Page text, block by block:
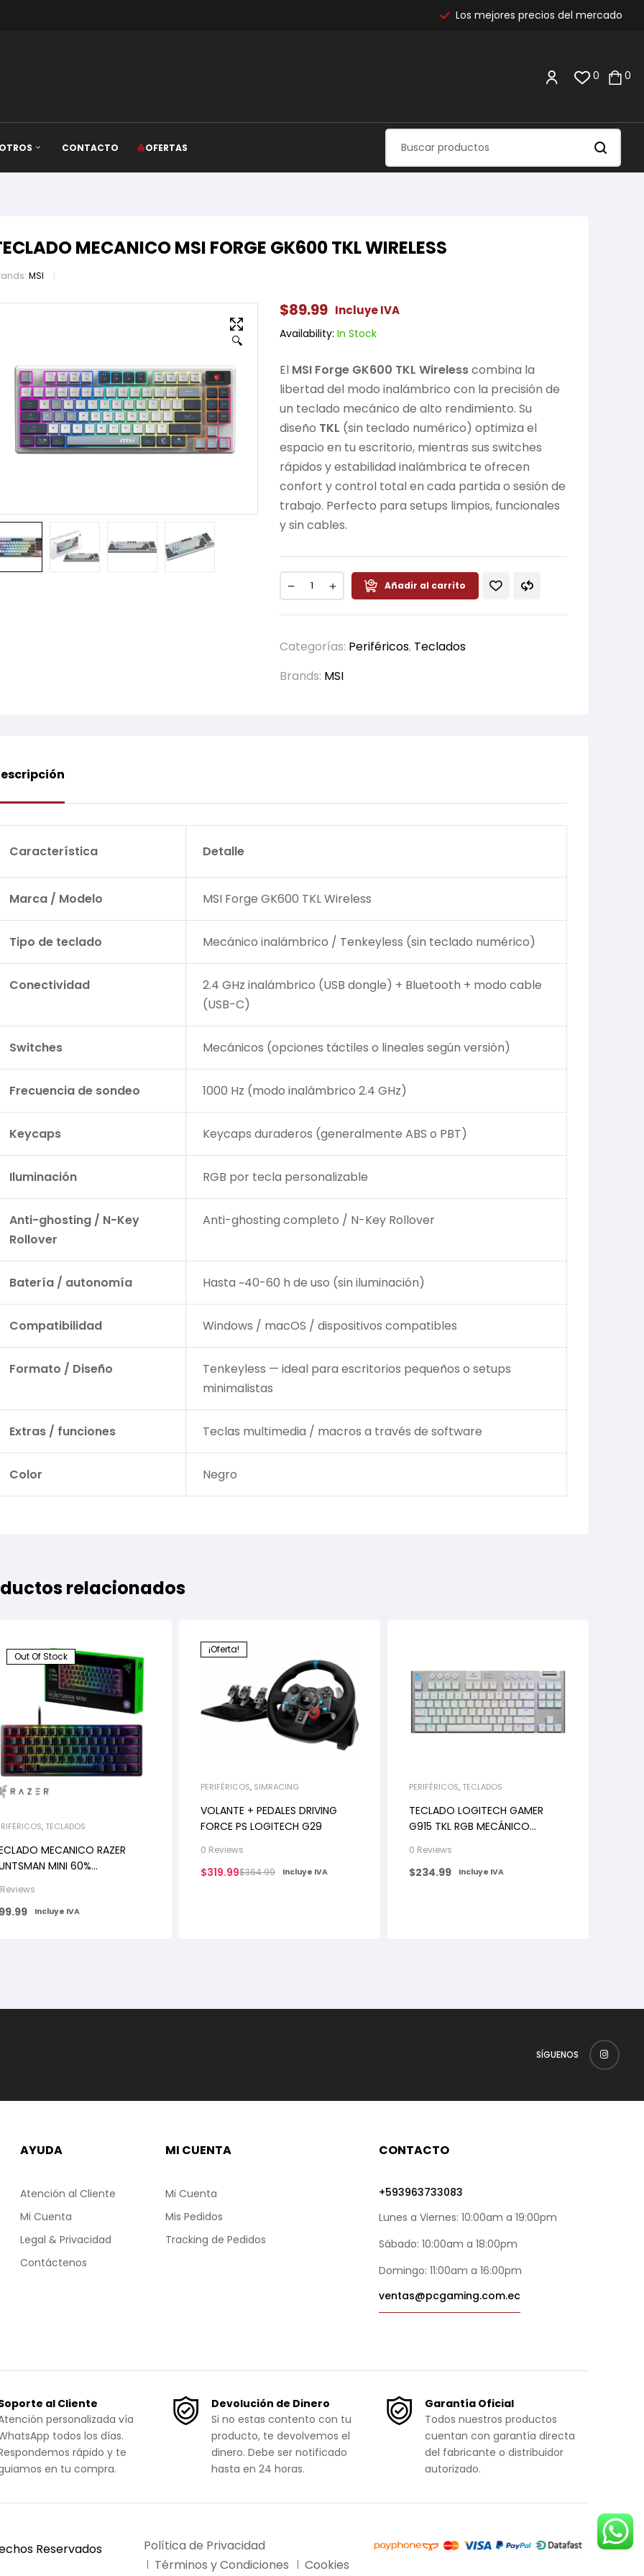
Los mejores precios del mercado
0 0
CONTACTO OFERTAS
MECANICO MSI FORGE GK600 TKL WIRELESS
MSI
🔍
$89.99 Incluye IVA
Availability: In Stock
El MSI Forge GK600 TKL Wirelesscombina la
libertad del modo inalámbrico con la precisión de
un teclado mecánico de alto rendimiento. Su
diseño TKL (sin teclado numérico) optimiza el
espacio en tu escritorio, mientras sus switches
rápidos y estabilidad inalámbrica te ofrecen
confort y control total en cada partida o sesión de
trabajo. Perfecto para setups limpios, funcionales
y sin cables.
Añadir al carrito
Categorías: Periféricos, Teclados
Brands: MSI
Característica Detalle
Marca / Modelo MSI Forge GK600 TKL Wireless
Tipo de teclado Mecánico inalámbrico / Tenkeyless (sin teclado numérico)
Conectividad
2.4 GHz inalámbrico (USB dongle) + Bluetooth + modo cable
(USB-C)
Switches Mecánicos (opciones táctiles o lineales según versión)
Frecuencia de sondeo 1000 Hz (modo inalámbrico 2.4 GHz)
Keycaps Keycaps duraderos (generalmente ABS o PBT)
Iluminación RGB por tecla personalizable
Anti-ghosting / N-Key
Rollover
Anti-ghosting completo / N-Key Rollover
Batería / autonomía Hasta ~40-60 h de uso (sin iluminación)
Compatibilidad Windows / macOS / dispositivos compatibles
Formato / Diseño
Tenkeyless — ideal para escritorios pequeños o setups
minimalistas
Extras / funciones Teclas multimedia / macros a través de software
Color Negro
relacionados
Out Of Stock
, TECLADOS
MECANICO RAZER
MINI 60%
Incluye IVA
¡Oferta!
PERIFÉRICOS, SIMRACING
VOLANTE + PEDALES DRIVING
FORCE PS LOGITECH G29
0 Reviews
$364.99
$319.99 Incluye IVA
PERIFÉRICOS, TECLADOS
TECLADO LOGITECH GAMER
G915 TKL RGB MECÁNICO
0 Reviews
$234.99 Incluye IVA
?
SÍGUENOS
AYUDA
Atención al Cliente
Mi Cuenta
Legal & Privacidad
Contáctenos
MI CUENTA
Mi Cuenta
Mis Pedidos
Tracking de Pedidos
CONTACTO
+593963733083
Lunes a Viernes: 10:00am a 19:00pm
Sábado: 10:00am a 18:00pm
Domingo: 11:00am a 16:00pm
ventas@pcgaming.com.ec
al Cliente
personalizada vía
todos los días.
rápido y te
en tu compra.
Devolución de Dinero
Si no estas contento con tu
producto, te devolvemos el
dinero. Debe ser notificado
hasta en 24 horas.
Garantía Oficial
Todos nuestros productos
cuentan con garantía directa
del fabricante o distribuidor
autorizado.
Reservados
Política de Privacidad
Términos y Condiciones
Cookies